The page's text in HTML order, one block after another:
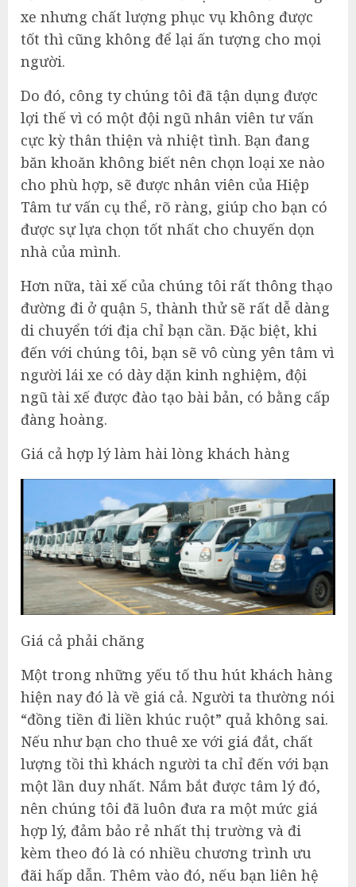
xe nhưng chất lượng phục vụ không được
tốt thì cũng không để lại ấn tượng cho mọi
người.
Do đó, công ty chúng tôi đã tận dụng được
lợi thế vì có một đội ngũ nhân viên tư vấn
cực kỳ thân thiện và nhiệt tình. Bạn đang
băn khoăn không biết nên chọn loại xe nào
cho phù hợp, sẽ được nhân viên của Hiệp
Tâm tư vấn cụ thể, rõ ràng, giúp cho bạn có
được sự lựa chọn tốt nhất cho chuyến dọn
nhà của mình.
Hơn nữa, tài xế của chúng tôi rất thông thạo
đường đi ở quận 5, thành thử sẽ rất dễ dàng
di chuyển tới địa chỉ bạn cần. Đặc biệt, khi
đến với chúng tôi, bạn sẽ vô cùng yên tâm vì
người lái xe có dày dặn kinh nghiệm, đội
ngũ tài xế được đào tạo bài bản, có bằng cấp
đàng hoàng.
Giá cả hợp lý làm hài lòng khách hàng
Giá cả phải chăng
Một trong những yếu tố thu hút khách hàng
hiện nay đó là về giá cả. Người ta thường nói
“đồng tiền đi liền khúc ruột” quả không sai.
Nếu như bạn cho thuê xe với giá đắt, chất
lượng tồi thì khách người ta chỉ đến với bạn
một lần duy nhất. Nắm bắt được tâm lý đó,
nên chúng tôi đã luôn đưa ra một mức giá
hợp lý, đảm bảo rẻ nhất thị trường và đi
kèm theo đó là có nhiều chương trình ưu
đãi hấp dẫn. Thêm vào đó, nếu bạn liên hệ